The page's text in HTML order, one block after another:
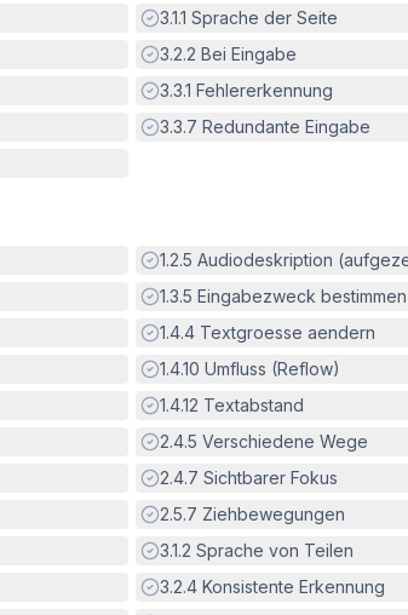
Erfüllt:
3.1.1 Sprache der Seite
Erfüllt:
3.2.2 Bei Eingabe
Erfüllt:
3.3.1 Fehlererkennung
Erfüllt:
3.3.7 Redundante Eingabe
Erfüllt:
1.2.5 Audiodeskription
Erfüllt:
1.3.5 Eingabezweck bestimmen
Erfüllt:
1.4.4 Textgroesse aendern
Erfüllt:
1.4.10 Umfluss (Reflow)
Erfüllt:
1.4.12 Textabstand
Erfüllt:
2.4.5 Verschiedene Wege
Erfüllt:
2.4.7 Sichtbarer Fokus
Erfüllt:
2.5.7 Ziehbewegungen
Erfüllt:
3.1.2 Sprache von Teilen
Erfüllt:
3.2.4 Konsistente Erkennung